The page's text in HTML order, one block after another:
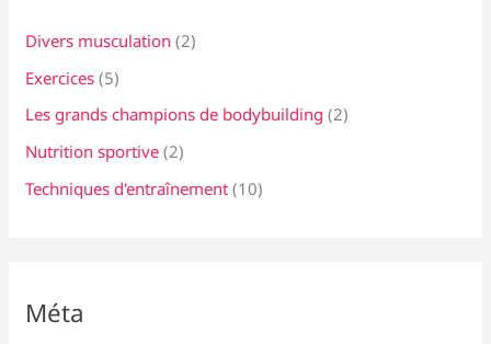
Divers musculation (2)
Exercices (5)
Les grands champions de bodybuilding (2)
Nutrition sportive (2)
Techniques d'entraînement (10)
Méta